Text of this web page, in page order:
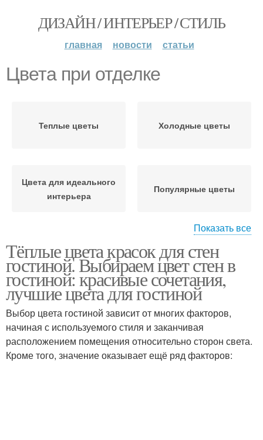
ДИЗАЙН / ИНТЕРЬЕР / СТИЛЬ
главная новости статьи
Цвета при отделке
Теплые цветы Холодные цветы
Цвета для идеального
интерьера
Популярные цветы
Разные цвета Цвета на стенах
Показать все
Тёплые цвета красок для стен
гостиной. Выбираем цвет стен в
гостиной: красивые сочетания,
лучшие цвета для гостиной
Выбор цвета гостиной зависит от многих факторов,
начиная с используемого стиля и заканчивая
расположением помещения относительно сторон света.
Кроме того, значение оказывает ещё ряд факторов: